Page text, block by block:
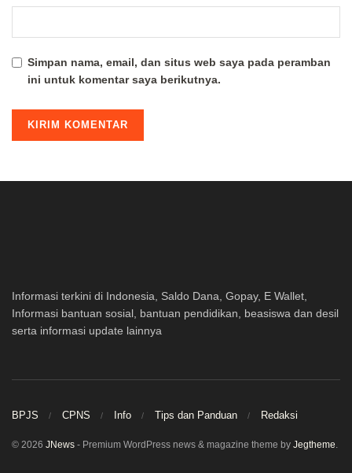
Simpan nama, email, dan situs web saya pada peramban
ini untuk komentar saya berikutnya.
Informasi terkini di Indonesia, Saldo Dana, Gopay, E Wallet,
Informasi bantuan sosial, bantuan pendidikan, beasiswa dan desil
serta informasi update lainnya
BPJS CPNS Info Tips dan Panduan Redaksi
© 2026 JNews - Premium WordPress news & magazine theme by Jegtheme.